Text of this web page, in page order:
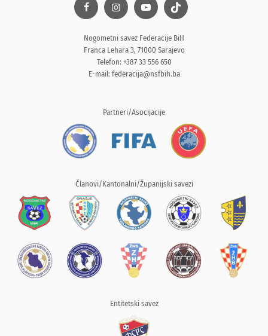
Nogometni savez Federacije BiH
Franca Lehara 3, 71000 Sarajevo
Telefon: +387 33 556 650
E-mail: federacija@nsfbih.ba
Partneri/Asocijacije
Članovi/Kantonalni/Županijski savezi
Entitetski savez